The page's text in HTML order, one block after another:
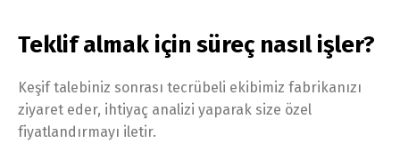
Teklif almak için süreç nasıl işler?
Keşif talebiniz sonrası tecrübeli ekibimiz fabrikanızı
ziyaret eder, ihtiyaç analizi yaparak size özel
fiyatlandırmayı iletir.